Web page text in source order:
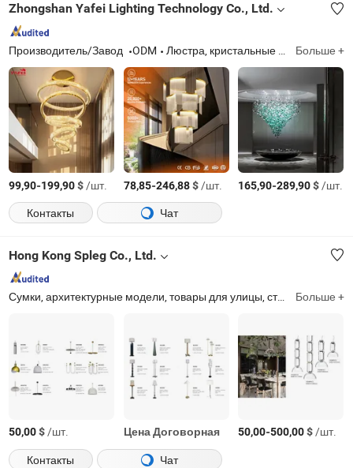
Zhongshan Yafei Lighting Technology Co., Ltd.
Производитель/Завод ODM Люстра, кристальные лампы, настенный светильник, подвесной светильник, потолочный светильник Больше +
99,90-199,90$/шт. 78,85-246,88$/шт. 165,90-289,90$/шт.
Контакты
Чат
Hong Kong Spleg Co., Ltd.
Сумки, архитектурные модели, товары для улицы, строительные материалы, отделки, освещение, анимационная визуализация, квадрокоптер Больше +
50,00$/шт. Цена Договорная 50,00-500,00$/шт.
Контакты
Чат